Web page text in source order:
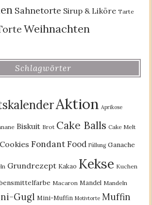
Sahnetorte Sirup & Liköre Tarte
Weihnachten
Schlagwörter
Aktion Aprikose
Biskuit Brot Cake Balls Cake Melt
Cookies Fondant Food Füllung Ganache
Grundrezept Kakao Kekse Kuchen
Macaron Mandel Mandeln
Gugl Mini-Muffin Motivtorte Muffin